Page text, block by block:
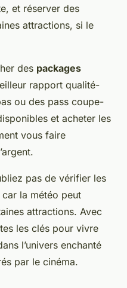
et réserver des
attractions, si le
des packages
rapport qualité-
ou des pass coupe-
et acheter les
vous faire
pas de vérifier les
la météo peut
attractions. Avec
les clés pour vivre
l’univers enchanté
par le cinéma.